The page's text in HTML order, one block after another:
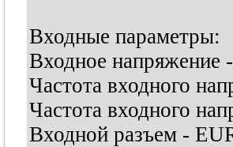
Входные параметры:
Входное
Частота входного
Частота входного
Входной разъем -